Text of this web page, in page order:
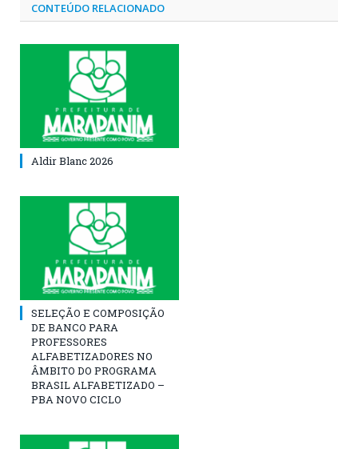
CONTEÚDO RELACIONADO
Aldir Blanc 2026
SELEÇÃO E COMPOSIÇÃO
DE BANCO PARA
PROFESSORES
ALFABETIZADORES NO
ÂMBITO DO PROGRAMA
BRASIL ALFABETIZADO –
PBA NOVO CICLO